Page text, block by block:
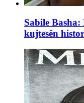
Sabile
kujtesën